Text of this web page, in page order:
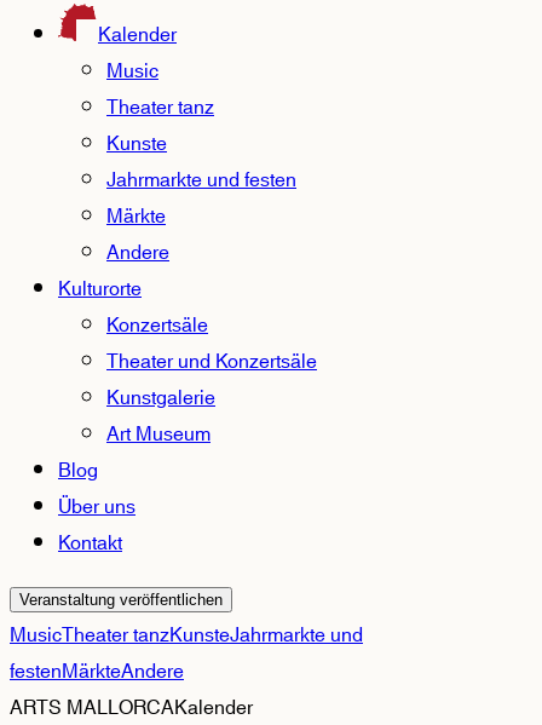
Kalender
Music
Theater tanz
Kunste
Jahrmarkte und festen
Märkte
Andere
Kulturorte
Konzertsäle
Theater und Konzertsäle
Kunstgalerie
Art Museum
Blog
Über uns
Kontakt
Veranstaltung veröffentlichen
MusicTheater tanzKunsteJahrmarkte und
festenMärkteAndere
ARTS MALLORCAKalender